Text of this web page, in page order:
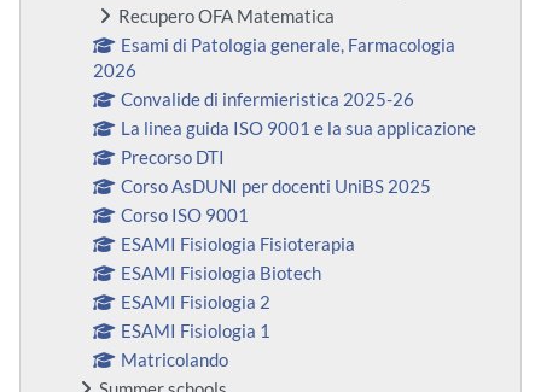
Recupero OFA Matematica
Esami di Patologia generale, Farmacologia
2026
Convalide di infermieristica 2025-26
La linea guida ISO 9001 e la sua applicazione
Precorso DTI
Corso AsDUNI per docenti UniBS 2025
Corso ISO 9001
ESAMI Fisiologia Fisioterapia
ESAMI Fisiologia Biotech
ESAMI Fisiologia 2
ESAMI Fisiologia 1
Matricolando